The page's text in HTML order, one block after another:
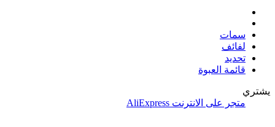
سمات
لفائف
تحديد
قائمة العبوة
يشتري
متجر على الانترنت AliExpress